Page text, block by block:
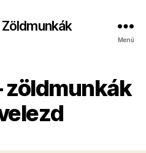
Menü
zöldmunkák